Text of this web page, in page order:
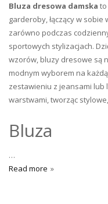
Bluza dresowa damska
garderoby, łączący w
zarówno podczas
sportowych stylizacjach.
wzorów, bluzy dresowe są
modnym wyborem na
zestawieniu z jeansami lub
warstwami, tworząc
Bluza
…
Read more